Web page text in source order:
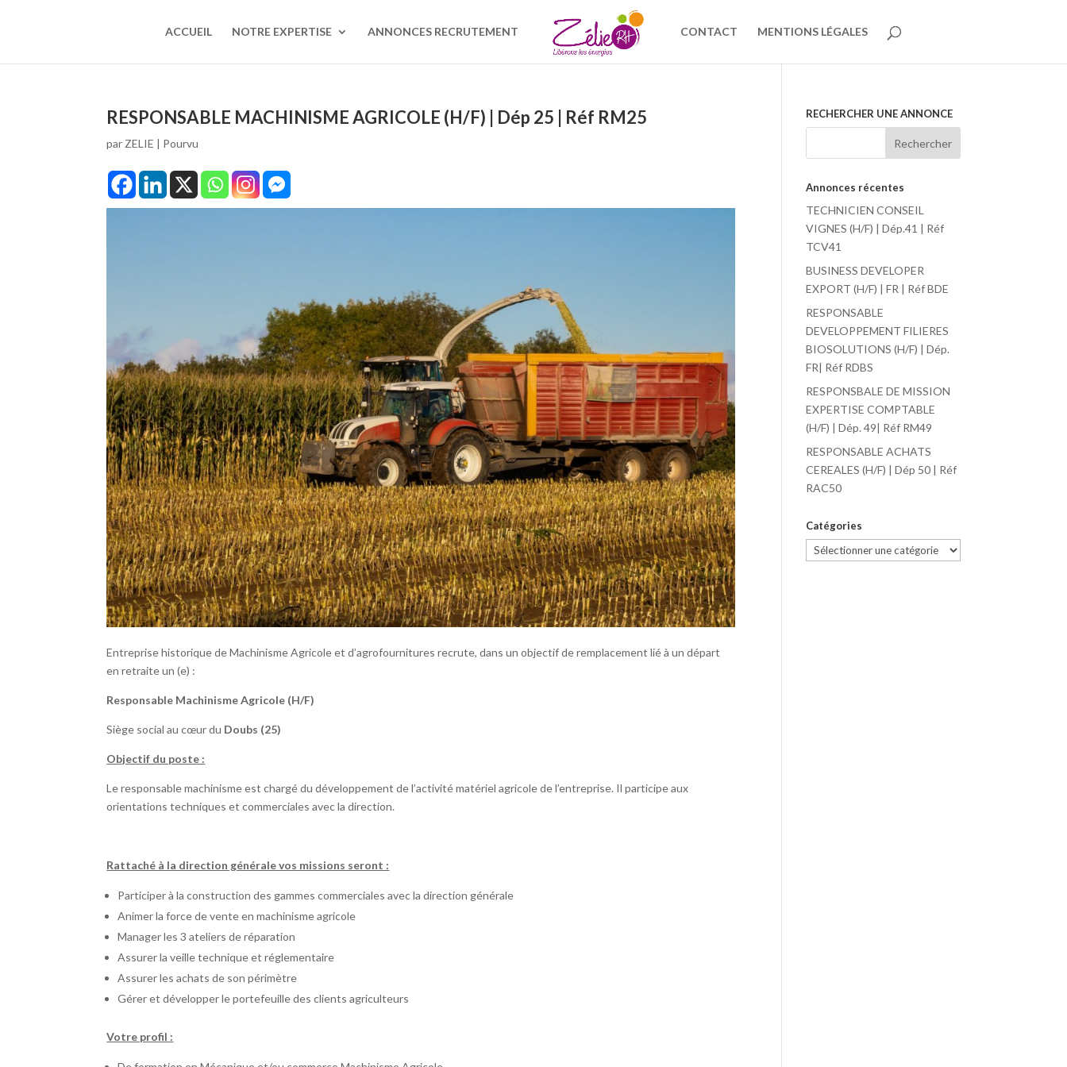
ACCUEIL NOTRE EXPERTISE ANNONCES RECRUTEMENT CONTACT MENTIONS LÉGALES
RESPONSABLE MACHINISME AGRICOLE (H/F) | Dép 25 | Réf RM25
par ZELIE | Pourvu
Entreprise historique de Machinisme Agricole et d’agrofournitures recrute, dans un objectif de remplacement lié à un départ
en retraite un (e) :
Responsable Machinisme Agricole (H/F)
Siège social au cœur du Doubs (25)
Objectif du poste :
Le responsable machinisme est chargé du développement de l’activité matériel agricole de l’entreprise. Il participe aux
orientations techniques et commerciales avec la direction.
Rattaché à la direction générale vos missions seront :
Participer à la construction des gammes commerciales avec la direction générale
Animer la force de vente en machinisme agricole
Manager les 3 ateliers de réparation
Assurer la veille technique et réglementaire
Assurer les achats de son périmètre
Gérer et développer le portefeuille des clients agriculteurs
Votre profil :
RECHERCHER UNE ANNONCE
Annonces récentes
TECHNICIEN CONSEIL
VIGNES (H/F) | Dép.41 | Réf
TCV41
BUSINESS DEVELOPER
EXPORT (H/F) | FR | Réf BDE
RESPONSABLE
DEVELOPPEMENT FILIERES
BIOSOLUTIONS (H/F) | Dép.
FR| Réf RDBS
RESPONSBALE DE MISSION
EXPERTISE COMPTABLE
(H/F) | Dép. 49| Réf RM49
RESPONSABLE ACHATS
CEREALES (H/F) | Dép 50 | Réf
RAC50
Catégories
Catégories